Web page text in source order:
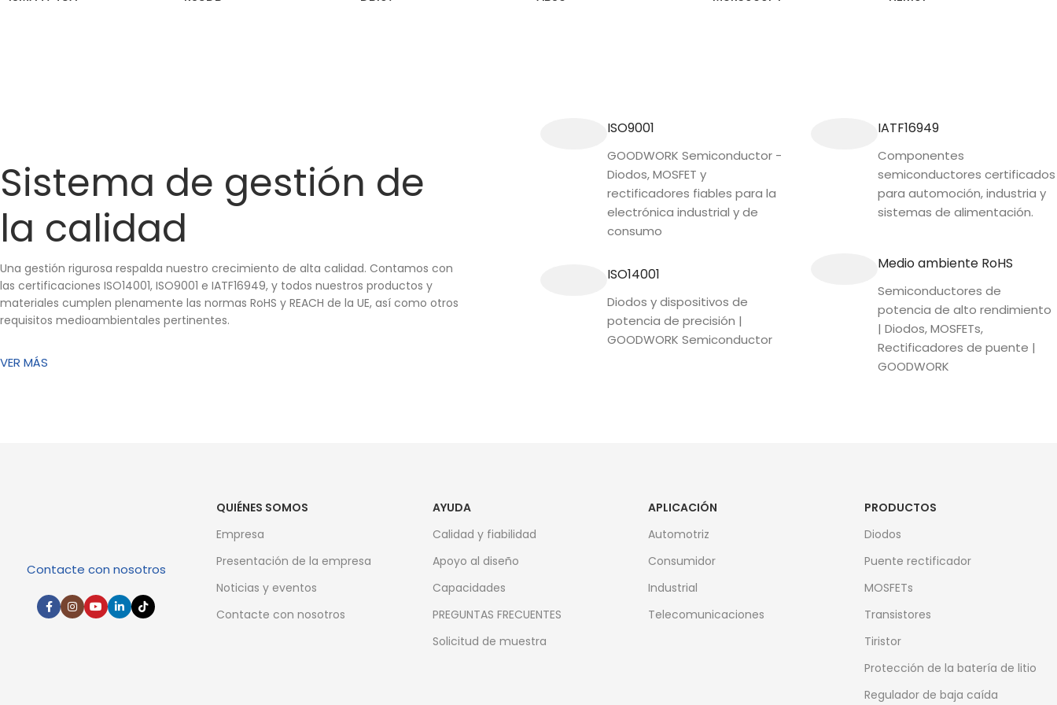
Sistema de gestión de
la calidad
Una gestión rigurosa respalda nuestro crecimiento de alta calidad. Contamos con
las certificaciones ISO14001, ISO9001 e IATF16949, y todos nuestros productos y
materiales cumplen plenamente las normas RoHS y REACH de la UE, así como otros
requisitos medioambientales pertinentes.
VER MÁS
ISO9001
GOODWORK Semiconductor -
Diodos, MOSFET y
rectificadores fiables para la
electrónica industrial y de
consumo
ISO14001
Diodos y dispositivos de
potencia de precisión |
GOODWORK Semiconductor
IATF16949
Componentes
semiconductores certificados
para automoción, industria y
sistemas de alimentación.
Medio ambiente RoHS
Semiconductores de
potencia de alto rendimiento
| Diodos, MOSFETs,
Rectificadores de puente |
GOODWORK
Contacte con nosotros
QUIÉNES SOMOS
Empresa
Presentación de la empresa
Noticias y eventos
Contacte con nosotros
AYUDA
Calidad y fiabilidad
Apoyo al diseño
Capacidades
PREGUNTAS FRECUENTES
Solicitud de muestra
APLICACIÓN
Automotriz
Consumidor
Industrial
Telecomunicaciones
PRODUCTOS
Diodos
Puente rectificador
MOSFETs
Transistores
Tiristor
Protección de la batería de litio
Regulador de baja caída